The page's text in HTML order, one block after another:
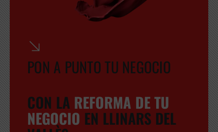
PON A PUNTO TU NEGOCIO
CON LA REFORMA DE TU
NEGOCIO EN LLINARS DEL